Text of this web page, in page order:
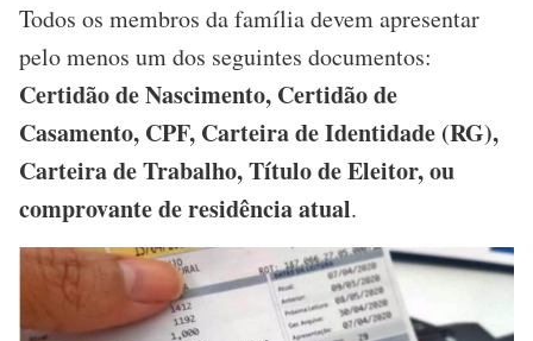
Todos os membros da família devem apresentar
pelo menos um dos seguintes documentos:
Certidão de Nascimento, Certidão de
Casamento, CPF, Carteira de Identidade (RG),
Carteira de Trabalho, Título de Eleitor, ou
comprovante de residência atual.